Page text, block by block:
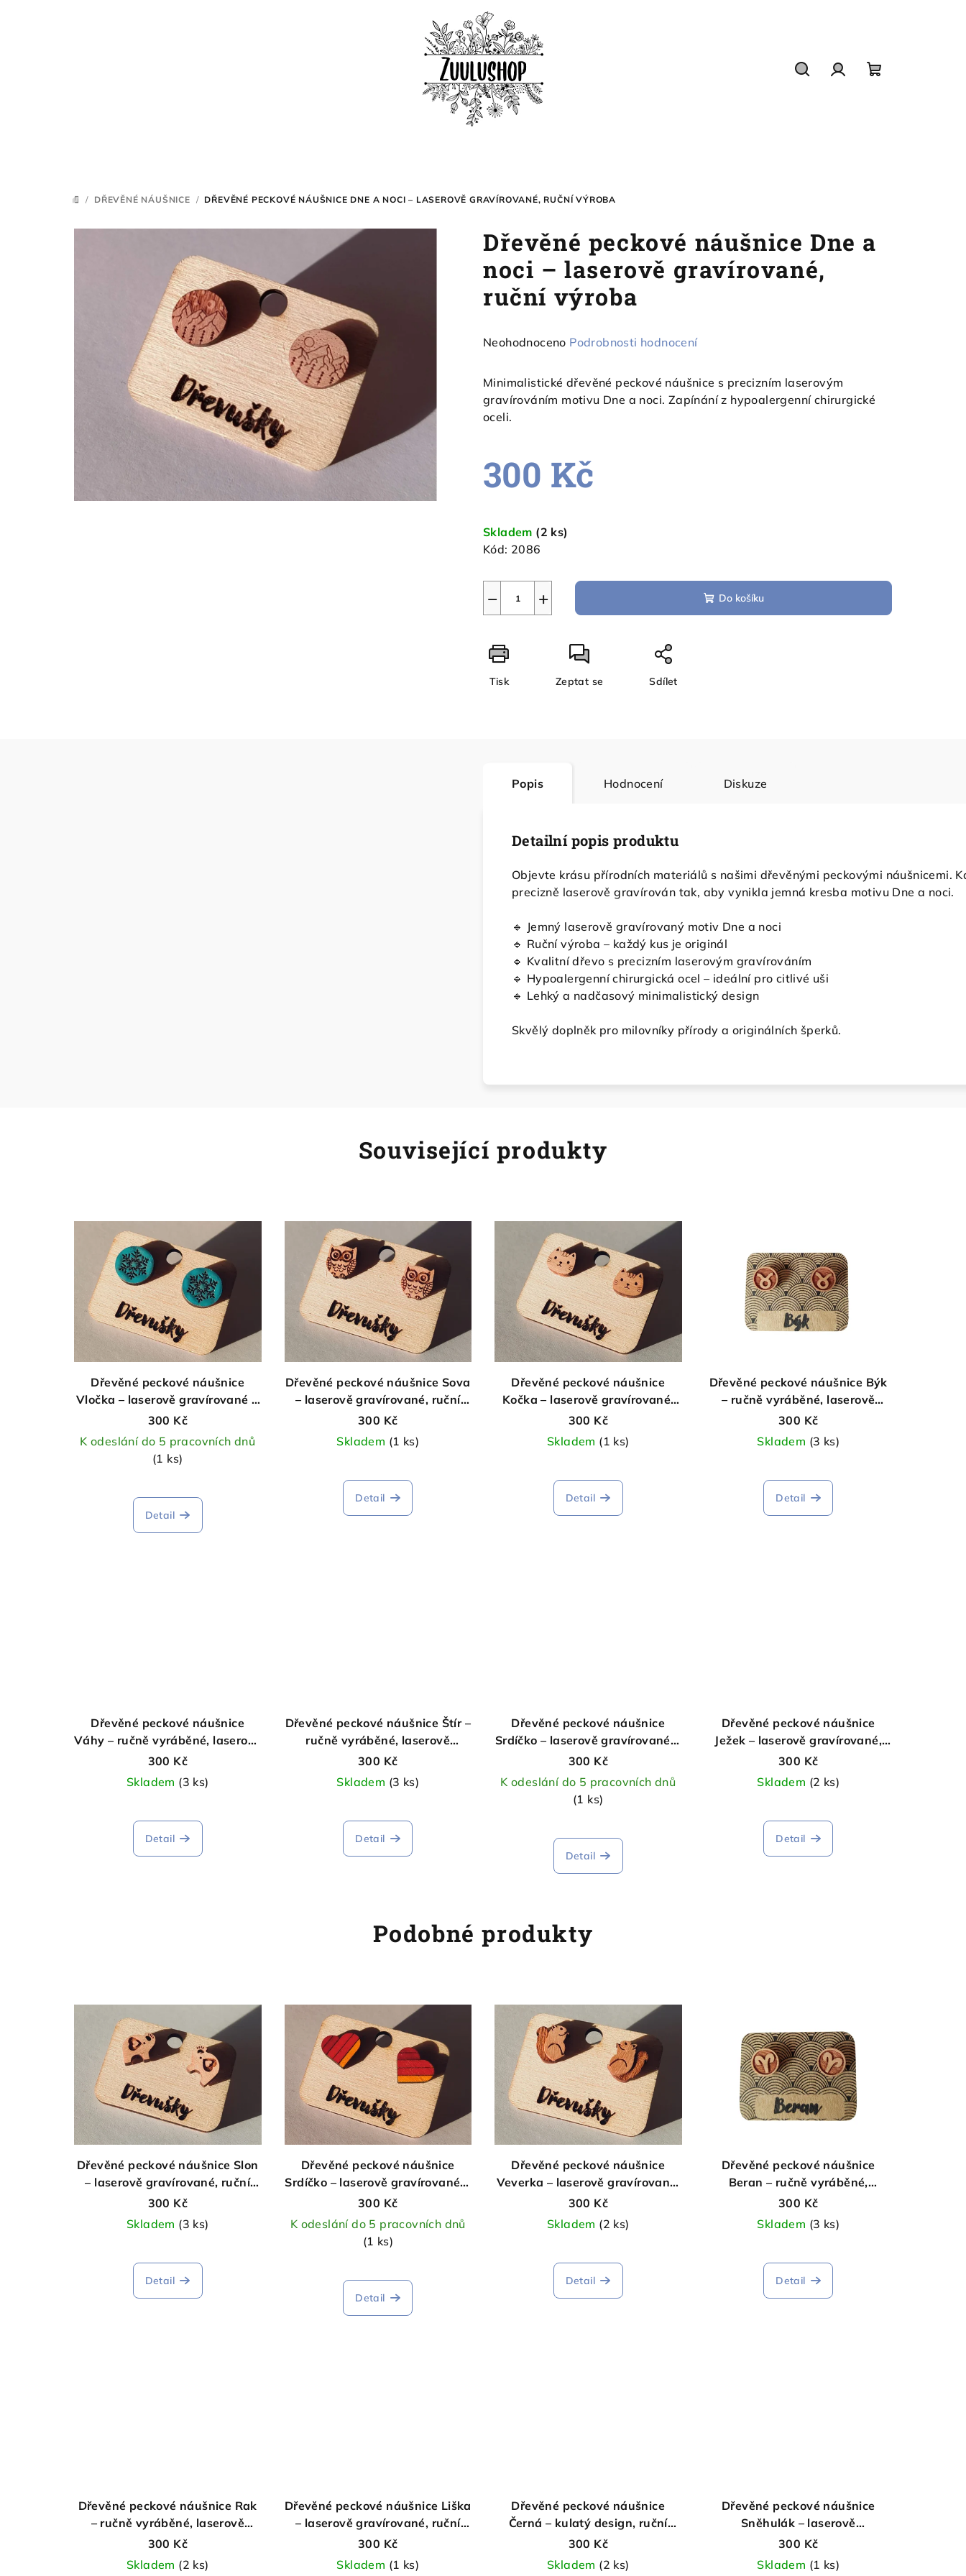
DOMŮ
/ DŘEVĚNÉ NÁUŠNICE / DŘEVĚNÉ PECKOVÉ NÁUŠNICE DNE A NOCI – LASEROVĚ GRAVÍROVANÉ, RUČNÍ VÝROBA
Dřevěné peckové náušnice Dne a
noci – laserově gravírované,
ruční výroba
Průměrné
produktu
0,0
hvězdiček.
Neohodnoceno Podrobnosti hodnocení
Minimalistické dřevěné peckové náušnice s precizním laserovým
gravírováním motivu Dne a noci. Zapínání z hypoalergenní chirurgické
oceli.
300 Kč
cena:
Skladem (2 ks)
Kód: 2086
+
− Do košíku
Tisk Zeptat se Sdílet
Popis Hodnocení Diskuze
Detailní popis produktu
Objevte krásu přírodních materiálů s našimi dřevěnými peckovými náušnicemi.
precizně laserově gravírován tak, aby vynikla jemná kresba motivu Dne a noci.
🔹 Jemný laserově gravírovaný motiv Dne a noci
🔹 Ruční výroba – každý kus je originál
🔹 Kvalitní dřevo s precizním laserovým gravírováním
🔹 Hypoalergenní chirurgická ocel – ideální pro citlivé uši
🔹 Lehký a nadčasový minimalistický design
Skvělý doplněk pro milovníky přírody a originálních šperků.
Související produkty
Dřevěné peckové náušnice
Vločka – laserově gravírované a
barvené, ruční výroba
300 Kč
K odeslání do 5 pracovních dnů
(1 ks)
Detail
Dřevěné peckové náušnice Sova
– laserově gravírované, ruční
výroba
300 Kč
Skladem (1 ks)
Detail
Dřevěné peckové náušnice
Kočka – laserově gravírované,
ruční výroba
300 Kč
Skladem (1 ks)
Detail
Dřevěné peckové náušnice Býk
– ručně vyráběné, laserově
gravírované
300 Kč
Skladem (3 ks)
Detail
Dřevěné peckové náušnice
Váhy – ručně vyráběné, laserově
gravírované
300 Kč
Skladem (3 ks)
Detail
Dřevěné peckové náušnice Štír –
ručně vyráběné, laserově
gravírované
300 Kč
Skladem (3 ks)
Detail
Dřevěné peckové náušnice
Srdíčko – laserově gravírované a
barvené, ruční výroba
300 Kč
K odeslání do 5 pracovních dnů
(1 ks)
Detail
Dřevěné peckové náušnice
Ježek – laserově gravírované,
ruční výroba
300 Kč
Skladem (2 ks)
Detail
Podobné produkty
Dřevěné peckové náušnice Slon
– laserově gravírované, ruční
výroba
300 Kč
Skladem (3 ks)
Detail
Dřevěné peckové náušnice
Srdíčko – laserově gravírované a
barvené, ruční výroba
300 Kč
K odeslání do 5 pracovních dnů
(1 ks)
Detail
Dřevěné peckové náušnice
Veverka – laserově gravírované,
ruční výroba
300 Kč
Skladem (2 ks)
Detail
Dřevěné peckové náušnice
Beran – ručně vyráběné,
laserově gravírované
300 Kč
Skladem (3 ks)
Detail
Dřevěné peckové náušnice Rak
– ručně vyráběné, laserově
gravírované
300 Kč
Skladem (2 ks)
Dřevěné peckové náušnice Liška
– laserově gravírované, ruční
výroba
300 Kč
Skladem (1 ks)
Dřevěné peckové náušnice
Černá – kulatý design, ruční
výroba
300 Kč
Skladem (2 ks)
Dřevěné peckové náušnice
Sněhulák – laserově
gravírované, ruční výroba
300 Kč
Skladem (1 ks)